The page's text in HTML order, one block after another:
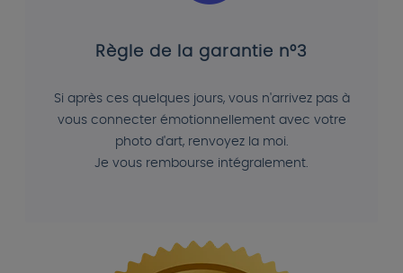
Règle de la garantie n°3
Si après ces quelques jours, vous n'arrivez pas à
vous connecter émotionnellement avec votre
photo d'art, renvoyez la moi.
Je vous rembourse intégralement.